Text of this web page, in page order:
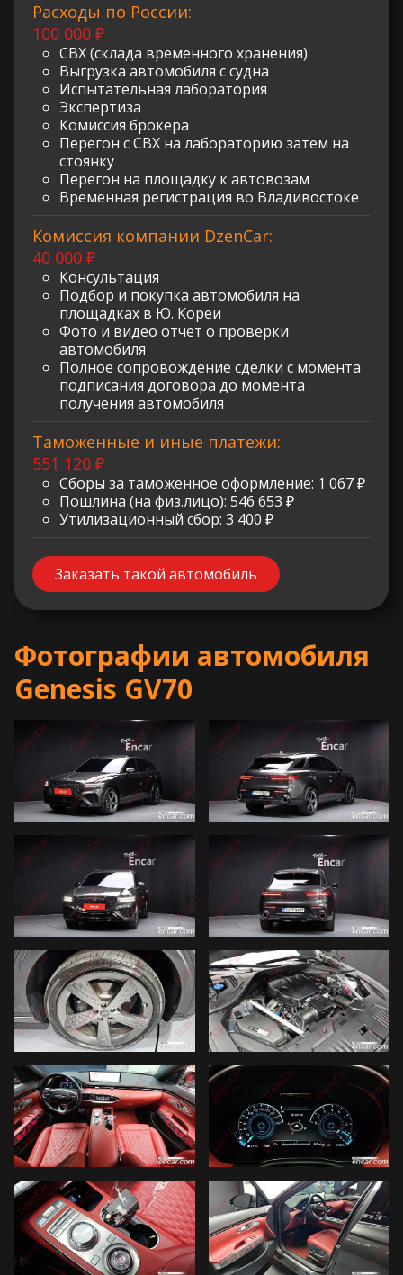
Расходы по России:
100 000 ₽
СВХ (склада временного хранения)
Выгрузка автомобиля с судна
Испытательная лаборатория
Экспертиза
Комиссия брокера
Перегон с СВХ на лабораторию затем на
стоянку
Перегон на площадку к автовозам
Временная регистрация во Владивостоке
Комиссия компании DzenCar:
40 000 ₽
Консультация
Подбор и покупка автомобиля на
площадках в Ю. Кореи
Фото и видео отчет о проверки
автомобиля
Полное сопровождение сделки с момента
подписания договора до момента
получения автомобиля
Таможенные и иные платежи:
551 120 ₽
Сборы за таможенное оформление: 1 067 ₽
Пошлина (на физ.лицо): 546 653 ₽
Утилизационный сбор: 3 400 ₽
Заказать такой автомобиль
Фотографии автомобиля
Genesis GV70